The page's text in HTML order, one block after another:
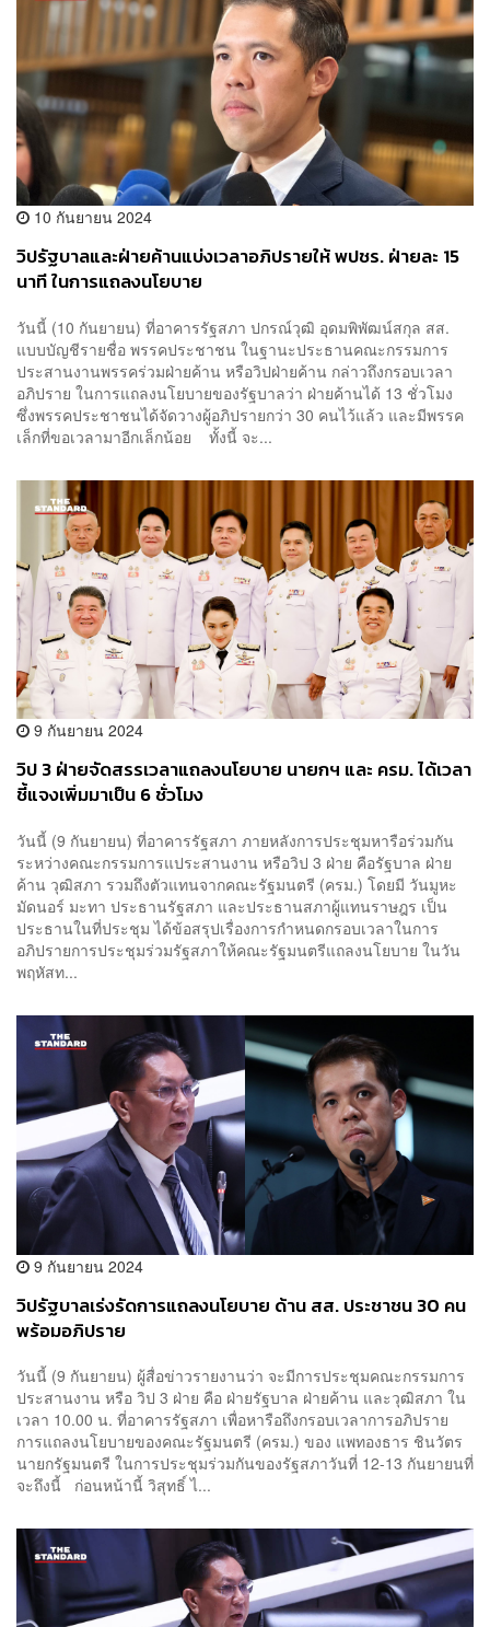
10 กันยายน 2024
วิปรัฐบาลและฝ่ายค้านแบ่งเวลาอภิปรายให้ พปชร. ฝ่ายละ 15
นาที ในการแถลงนโยบาย
วันนี้ (10 กันยายน) ที่อาคารรัฐสภา ปกรณ์วุฒิ อุดมพิพัฒน์สกุล สส.
แบบบัญชีรายชื่อ พรรคประชาชน ในฐานะประธานคณะกรรมการ
ประสานงานพรรคร่วมฝ่ายค้าน หรือวิปฝ่ายค้าน กล่าวถึงกรอบเวลา
อภิปราย ในการแถลงนโยบายของรัฐบาลว่า ฝ่ายค้านได้ 13 ชั่วโมง
ซึ่งพรรคประชาชนได้จัดวางผู้อภิปรายกว่า 30 คนไว้แล้ว และมีพรรค
เล็กที่ขอเวลามาอีกเล็กน้อย ทั้งนี้ จะ...
9 กันยายน 2024
วิป 3 ฝ่ายจัดสรรเวลาแถลงนโยบาย นายกฯ และ ครม. ได้เวลา
ชี้แจงเพิ่มมาเป็น 6 ชั่วโมง
วันนี้ (9 กันยายน) ที่อาคารรัฐสภา ภายหลังการประชุมหารือร่วมกัน
ระหว่างคณะกรรมการแประสานงาน หรือวิป 3 ฝ่าย คือรัฐบาล ฝ่าย
ค้าน วุฒิสภา รวมถึงตัวแทนจากคณะรัฐมนตรี (ครม.) โดยมี วันมูหะ
มัดนอร์ มะทา ประธานรัฐสภา และประธานสภาผู้แทนราษฎร เป็น
ประธานในที่ประชุม ได้ข้อสรุปเรื่องการกำหนดกรอบเวลาในการ
อภิปรายการประชุมร่วมรัฐสภาให้คณะรัฐมนตรีแถลงนโยบาย ในวัน
พฤหัสท...
9 กันยายน 2024
วิปรัฐบาลเร่งรัดการแถลงนโยบาย ด้าน สส. ประชาชน 30 คน
พร้อมอภิปราย
วันนี้ (9 กันยายน) ผู้สื่อข่าวรายงานว่า จะมีการประชุมคณะกรรมการ
ประสานงาน หรือ วิป 3 ฝ่าย คือ ฝ่ายรัฐบาล ฝ่ายค้าน และวุฒิสภา ใน
เวลา 10.00 น. ที่อาคารรัฐสภา เพื่อหารือถึงกรอบเวลาการอภิปราย
การแถลงนโยบายของคณะรัฐมนตรี (ครม.) ของ แพทองธาร ชินวัตร
นายกรัฐมนตรี ในการประชุมร่วมกันของรัฐสภาวันที่ 12-13 กันยายนที่
จะถึงนี้ ก่อนหน้านี้ วิสุทธิ์ ไ...